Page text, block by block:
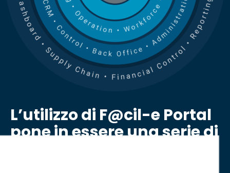
L’utilizzo di F@cil-e Portal
pone in essere una serie di